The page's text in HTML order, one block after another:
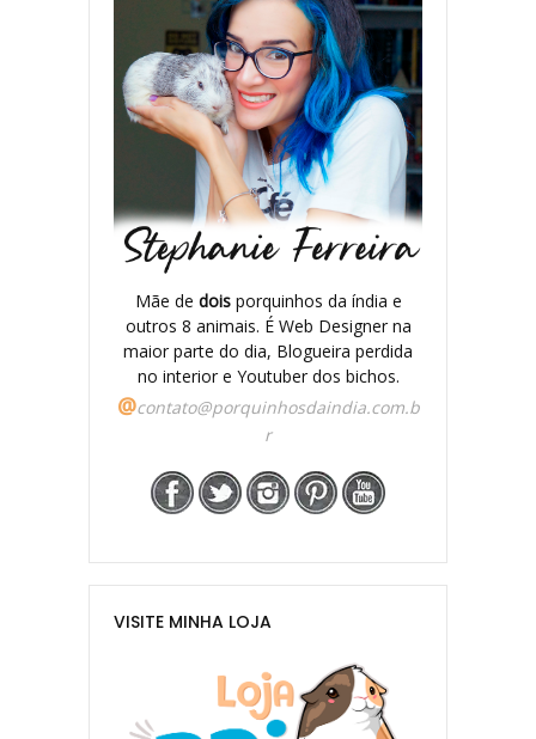
Mãe de doisporquinhos da índia e
outros 8 animais. É Web Designer na
maior parte do dia, Blogueira perdida
no interior e Youtuber dos bichos.
@contato@porquinhosdaindia.com.b
r
VISITE MINHA LOJA